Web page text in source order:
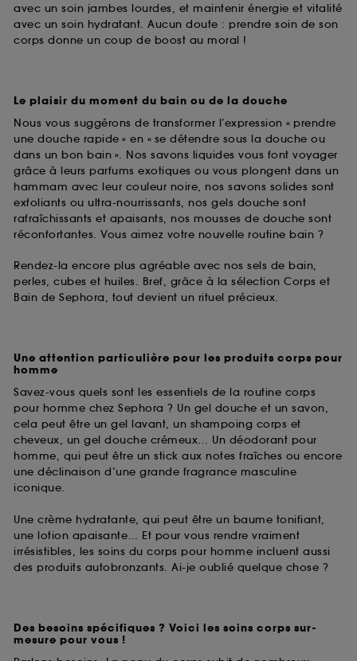
avec un soin jambes lourdes, et maintenir énergie et vitalité
avec un soin hydratant. Aucun doute : prendre soin de son
corps donne un coup de boost au moral !
Le plaisir du moment du bain ou de la douche
Nous vous suggérons de transformer l’expression « prendre
une douche rapide » en « se détendre sous la douche ou
dans un bon bain ». Nos savons liquides vous font voyager
grâce à leurs parfums exotiques ou vous plongent dans un
hammam avec leur couleur noire, nos savons solides sont
exfoliants ou ultra-nourrissants, nos gels douche sont
rafraîchissants et apaisants, nos mousses de douche sont
réconfortantes. Vous aimez votre nouvelle routine bain ?
Rendez-la encore plus agréable avec nos sels de bain,
perles, cubes et huiles. Bref, grâce à la sélection Corps et
Bain de Sephora, tout devient un rituel précieux.
Une attention particulière pour les produits corps pour
homme
Savez-vous quels sont les essentiels de la routine corps
pour homme chez Sephora ? Un gel douche et un savon,
cela peut être un gel lavant, un shampoing corps et
cheveux, un gel douche crémeux… Un déodorant pour
homme, qui peut être un stick aux notes fraîches ou encore
une déclinaison d’une grande fragrance masculine
iconique.
Une crème hydratante, qui peut être un baume tonifiant,
une lotion apaisante… Et pour vous rendre vraiment
irrésistibles, les soins du corps pour homme incluent aussi
des produits autobronzants. Ai-je oublié quelque chose ?
Des besoins spécifiques ? Voici les soins corps sur-
mesure pour vous !